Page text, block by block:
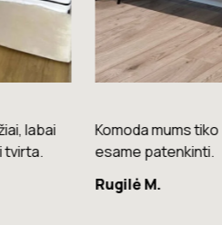
labai
tvirta.
Komoda mums
esame patenkinti.
Rugilė M.